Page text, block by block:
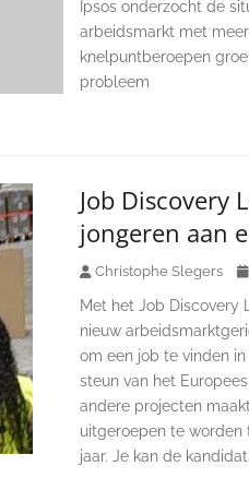
Ipsos onderzocht de
arbeidsmarkt met
knelpuntberoepen
probleem
Job Discovery
jongeren aan
Christophe Slegers
Met het Job Discovery
nieuw
om een job te vinden
steun van het
andere projecten
uitgeroepen te worden
jaar. Je kan de